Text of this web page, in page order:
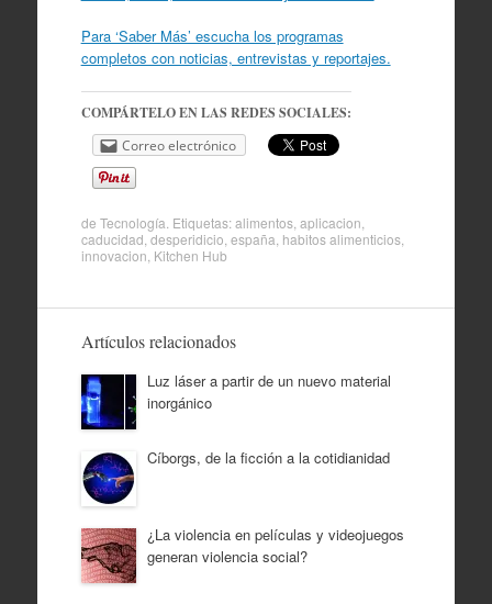
Para ‘Saber Más’ escucha los programas
completos con noticias, entrevistas y reportajes.
COMPÁRTELO EN LAS REDES SOCIALES:
Correo electrónico
de Tecnología . Etiquetas:alimentos, aplicacion
caducidad desperidicio españa habitos alimenticios,
innovacion Kitchen Hub
Artículos relacionados
Luz láser a partir de un nuevo material
inorgánico
Cíborgs, de la ficción a la cotidianidad
¿La violencia en películas y videojuegos
generan violencia social?